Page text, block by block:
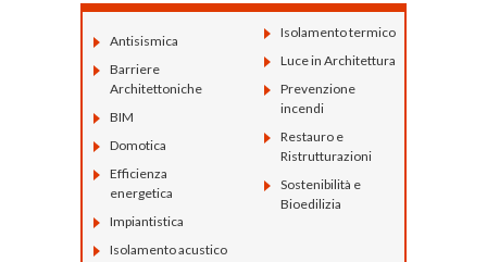
Antisismica
Barriere
Architettoniche
BIM
Domotica
Efficienza
energetica
Impiantistica
Isolamento acustico
Isolamento termico
Luce in Architettura
Prevenzione
incendi
Restauro e
Ristrutturazioni
Sostenibilità e
Bioedilizia